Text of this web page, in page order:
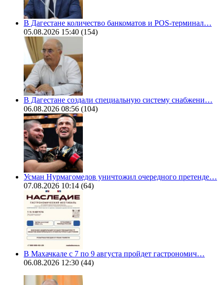
В Дагестане количество банкоматов и POS-терминал…
05.08.2026 15:40 (154)
В Дагестане создали специальную систему снабжени…
06.08.2026 08:56 (104)
Усман Нурмагомедов уничтожил очередного претенде…
07.08.2026 10:14 (64)
В Махачкале с 7 по 9 августа пройдет гастрономич…
06.08.2026 12:30 (44)